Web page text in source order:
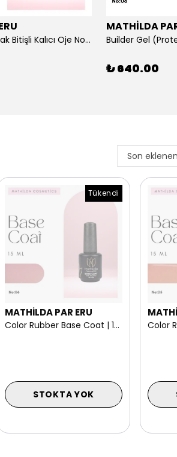
Brilliant Gem - Parlak Bitişli Kalıcı Oje No:137 Yüksek Pigmentasyonlu UV/LED | 15 ml
MATHİLDA
₺ 640.00
Son eklenen
Tükendi
MATHİLDA PAR ERU
Color Rubber Base Coat | 15 ml NO: 06
STOKTA YOK